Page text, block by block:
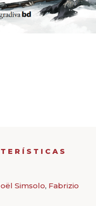
Simsolo, Fabrizio